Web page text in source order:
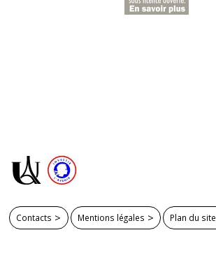
Contacts Mentions légales Plan du site